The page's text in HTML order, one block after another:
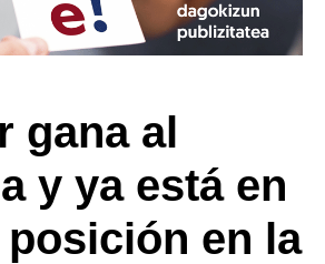
gana al
y ya está en
en la